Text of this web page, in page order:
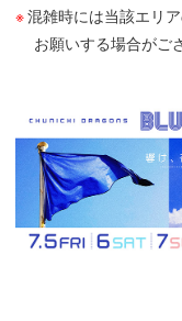
混雑時には当該エリ
お願いする場合がご